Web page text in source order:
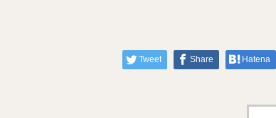
Tweet Share Hatena